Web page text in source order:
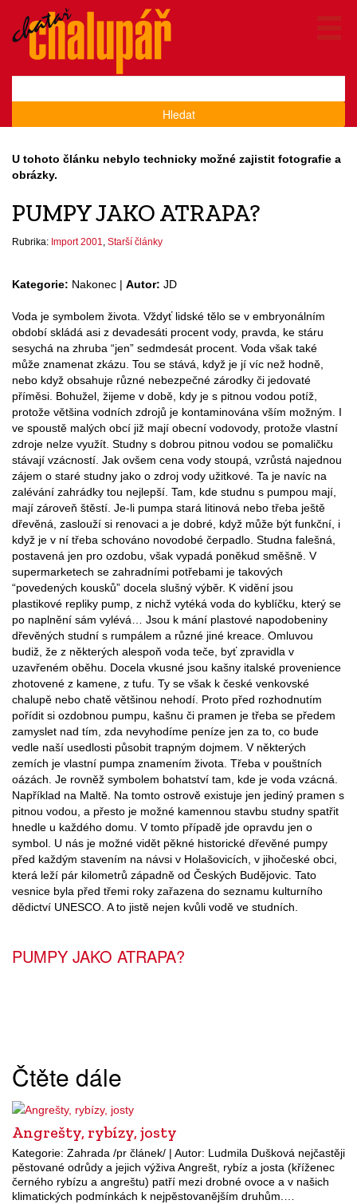
Hledat
U tohoto článku nebylo technicky možné zajistit fotografie a
obrázky.
PUMPY JAKO ATRAPA?
Rubrika: Import 2001 Starší články
Kategorie: Nakonec | Autor: JD
Voda je symbolem života. Vždyť lidské tělo se v embryonálním
období skládá asi z devadesáti procent vody, pravda, ke stáru
sesychá na zhruba “jen” sedmdesát procent. Voda však také
může znamenat zkázu. Tou se stává, když je jí víc než hodně,
nebo když obsahuje různé nebezpečné zárodky či jedovaté
příměsi. Bohužel, žijeme v době, kdy je s pitnou vodou potíž,
protože většina vodních zdrojů je kontaminována vším možným. I
ve spoustě malých obcí již mají obecní vodovody, protože vlastní
zdroje nelze využít. Studny s dobrou pitnou vodou se pomaličku
stávají vzácností. Jak ovšem cena vody stoupá, vzrůstá najednou
zájem o staré studny jako o zdroj vody užitkové. Ta je navíc na
zalévání zahrádky tou nejlepší. Tam, kde studnu s pumpou mají,
mají zároveň štěstí. Je-li pumpa stará litinová nebo třeba ještě
dřevěná, zaslouží si renovaci a je dobré, když může být funkční, i
když je v ní třeba schováno novodobé čerpadlo. Studna falešná,
postavená jen pro ozdobu, však vypadá poněkud směšně. V
supermarketech se zahradními potřebami je takových
“povedených kousků” docela slušný výběr. K vidění jsou
plastikové repliky pump, z nichž vytéká voda do kyblíčku, který se
po naplnění sám vylévá… Jsou k mání plastové napodobeniny
dřevěných studní s rumpálem a různé jiné kreace. Omluvou
budiž, že z některých alespoň voda teče, byť zpravidla v
uzavřeném oběhu. Docela vkusné jsou kašny italské provenience
zhotovené z kamene, z tufu. Ty se však k české venkovské
chalupě nebo chatě většinou nehodí. Proto před rozhodnutím
pořídit si ozdobnou pumpu, kašnu či pramen je třeba se předem
zamyslet nad tím, zda nevyhodíme peníze jen za to, co bude
vedle naší usedlosti působit trapným dojmem. V některých
zemích je vlastní pumpa znamením života. Třeba v pouštních
oázách. Je rovněž symbolem bohatství tam, kde je voda vzácná.
Například na Maltě. Na tomto ostrově existuje jen jediný pramen s
pitnou vodou, a přesto je možné kamennou stavbu studny spatřit
hnedle u každého domu. V tomto případě jde opravdu jen o
symbol. U nás je možné vidět pěkné historické dřevěné pumpy
před každým stavením na návsi v Holašovicích, v jihočeské obci,
která leží pár kilometrů západně od Českých Budějovic. Tato
vesnice byla před třemi roky zařazena do seznamu kulturního
dědictví UNESCO. A to jistě nejen kvůli vodě ve studních.
PUMPY JAKO ATRAPA?
Čtěte dále
Angrešty, rybízy, josty
Kategorie: Zahrada /pr článek/ | Autor: Ludmila Dušková nejčastěji
pěstované odrůdy a jejich výživa Angrešt, rybíz a josta (kříženec
černého rybízu a angreštu) patří mezi drobné ovoce a v našich
klimatických podmínkách k nejpěstovanějším druhům.…